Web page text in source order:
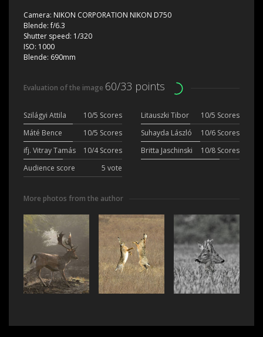
Camera: NIKON CORPORATION NIKON D750
Blende:f/6.3
Shutter speed: 1/320
ISO: 1000
Blende: 690mm
Evaluation of the image 60/33 points
Szilágyi Attila 10/5 Scores Litauszki Tibor
10/5 Scores
Máté Bence
10/5 Scores Suhayda László
10/6 Scores
ifj. Vitray Tamás
10/4 Scores Britta Jaschinski
10/8 Scores
Audience score
5 vote
More photos from the author